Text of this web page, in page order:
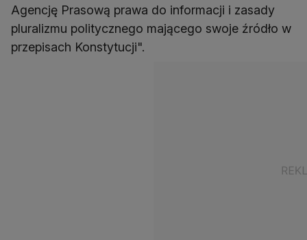
Agencję Prasową prawa do informacji i zasady
pluralizmu politycznego mającego swoje źródło w
przepisach Konstytucji".